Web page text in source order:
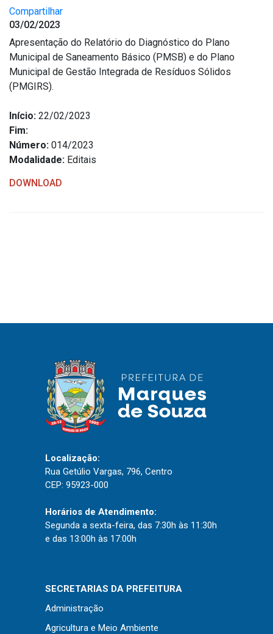
Compartilhar
03/02/2023
Apresentação do Relatório do Diagnóstico do Plano
Municipal de Saneamento Básico (PMSB) e do Plano
Municipal de Gestão Integrada de Resíduos Sólidos
(PMGIRS).
Início: 22/02/2023
Fim:
Número: 014/2023
Modalidade: Editais
DOWNLOAD
Localização:
Rua Getúlio Vargas, 796, Centro
CEP: 95923-000
Horários de Atendimento:
Segunda a sexta-feira, das 7:30h às 11:30h
e das 13:00h às 17:00h
SECRETARIAS DA PREFEITURA
Administração
Agricultura e Meio Ambiente